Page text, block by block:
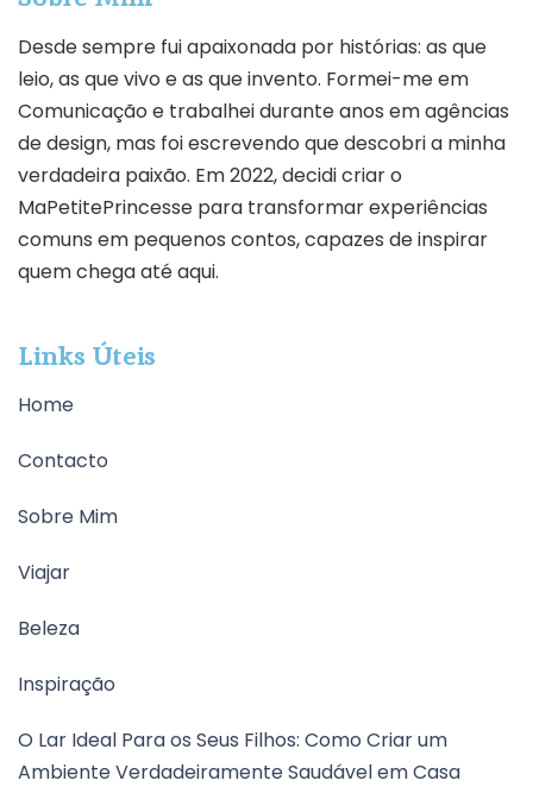
Desde sempre fui apaixonada por histórias: as que
leio, as que vivo e as que invento. Formei-me em
Comunicação e trabalhei durante anos em agências
de design, mas foi escrevendo que descobri a minha
verdadeira paixão. Em 2022, decidi criar o
MaPetitePrincesse para transformar experiências
comuns em pequenos contos, capazes de inspirar
quem chega até aqui.
Links Úteis
Home
Contacto
Sobre Mim
Viajar
Beleza
Inspiração
O Lar Ideal Para os Seus Filhos: Como Criar um
Ambiente Verdadeiramente Saudável em Casa